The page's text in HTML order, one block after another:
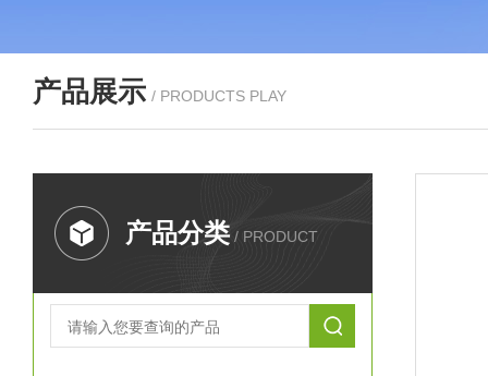
产品展示 / PRODUCTS PLAY
产品分类 / PRODUCT